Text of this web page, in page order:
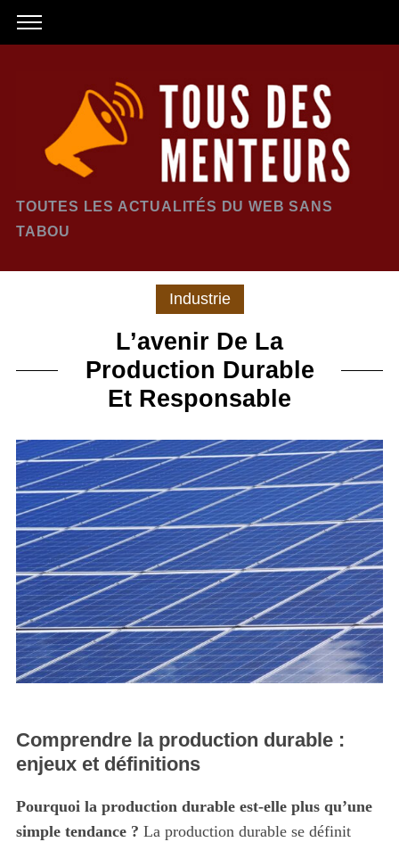
TOUTES LES ACTUALITÉS DU WEB SANS
TABOU
Industrie
L’avenir De La
Production Durable
Et Responsable
Comprendre la production durable :
enjeux et définitions
Pourquoi la production durable est-elle plus qu’une
simple tendance ? La production durable se définit